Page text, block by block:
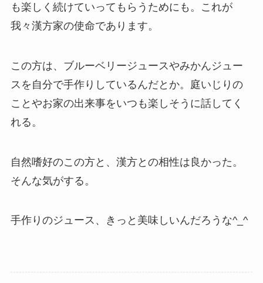
も楽しく続けていってもらうためにも。これが
我々漢方家の使命であります。
この方は、ブルーベリージュースやみかんジュー
スを自分で手作りしているんだとか。庭いじりの
ことやお家の出来事をいつも楽しそうに話してく
れる。
自然嗜好のこの方と、漢方との相性は良かった。
そんな気がする。
手作りのジュース、きっと美味しいんだろうな^_^